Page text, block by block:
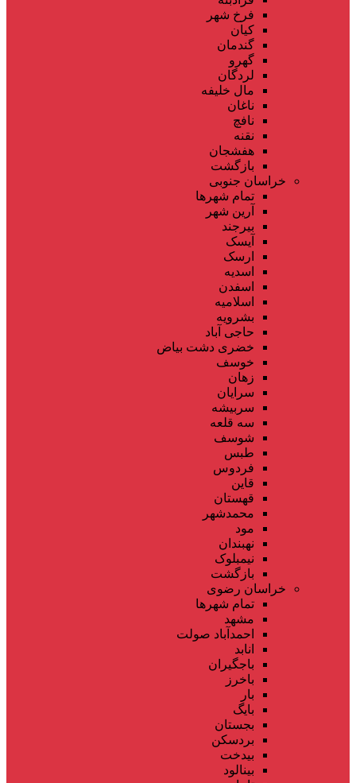
فرخ شهر
کیان
گندمان
گهرو
لردگان
مال خلیفه
ناغان
نافچ
نقنه
هفشجان
بازگشت
خراسان جنوبی
تمام شهر‌ها
آرین شهر
بیرجند
آیسک
ارسک
اسدیه
اسفدن
اسلامیه
بشرویه
حاجی آباد
خضری دشت بیاض
خوسف
زهان
سرایان
سربیشه
سه قلعه
شوسف
طبس
فردوس
قاین
قهستان
محمدشهر
مود
نهبندان
نیمبلوک
بازگشت
خراسان رضوی
تمام شهر‌ها
مشهد
احمدآباد صولت
انابد
باجگیران
باخرز
بار
بایگ
بجستان
بردسکن
بیدخت
بینالود